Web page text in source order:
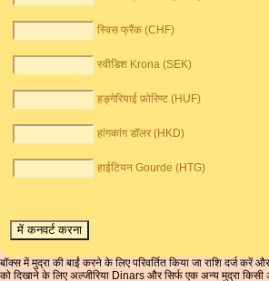
स्विस फ्रैंक (CHF)
स्वीडिश Krona (SEK)
हङ्गेरियाई फ़ोरिण्ट (HUF)
हांगकांग डॉलर (HKD)
हाईटियन Gourde (HTG)
बॉक्स में मुद्रा की बाईं करने के लिए परिवर्तित किया जा राशि दर्ज
को दिखाने के लिए अल्जीरिया Dinars और सिर्फ एक अन्य मुद्रा किसी